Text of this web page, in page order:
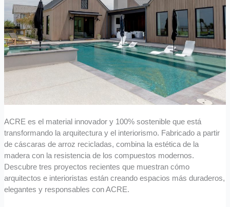
ACRE es el material innovador y 100% sostenible que está
transformando la arquitectura y el interiorismo. Fabricado a partir
de cáscaras de arroz recicladas, combina la estética de la
madera con la resistencia de los compuestos modernos.
Descubre tres proyectos recientes que muestran cómo
arquitectos e interioristas están creando espacios más duraderos,
elegantes y responsables con ACRE.
ACRE